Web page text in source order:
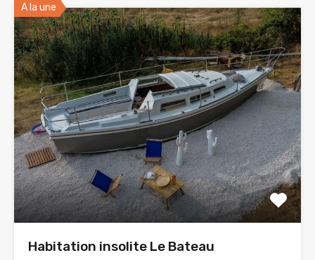
A la une
Habitation insolite Le Bateau